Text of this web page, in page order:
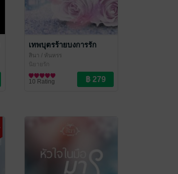
เทพบุตรร้ายบงการรัก
สินา / หันหรร
นิยายรัก
10 Rating